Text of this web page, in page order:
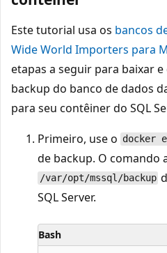
Este tutorial usa os bancos
Wide World Importers para
etapas a seguir para baixar
backup do banco de dados
para seu contêiner do SQL
Primeiro, use o docker
de backup. O comando
/var/opt/mssql/backup
SQL Server.
Bash